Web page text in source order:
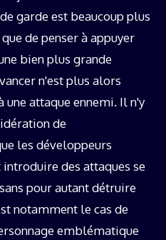
garde est beaucoup plus
de penser à appuyer
bien plus grande
n'est plus alors
une attaque ennemi. Il n'y
de
les développeurs
des attaques se
pour autant détruire
notamment le cas de
emblématique